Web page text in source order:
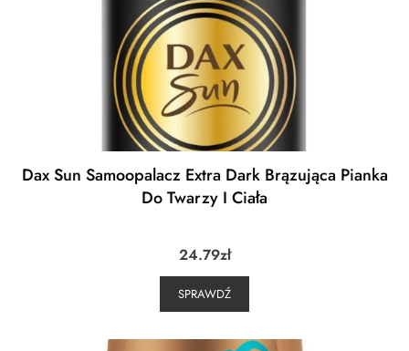
Dax Sun Samoopalacz Extra Dark Brązująca Pianka
Do Twarzy I Ciała
24.79zł
SPRAWDŹ